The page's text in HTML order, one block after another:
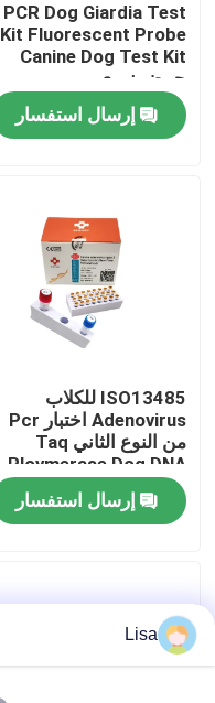
مسكن
منتجات
عرض الواقع الافتراضي
معلومات عنا
جولة في المعمل
مراقبة الجودة
أخبار
PCR Dog Giardia Test
Kit Fluorescent Probe
Canine Dog Test Kit
حمض نووي
إرسال استفسار
ISO13485 للكلاب
Adenovirus اختبار Pcr
من النوع الثاني Taq
Ploymerase Dog DNA
Test Kit
إرسال استفسار
Lisa